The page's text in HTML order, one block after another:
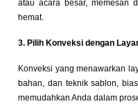
atau acara besar, memesan
hemat.
3. Pilih Konveksi dengan
Konveksi yang menawarkan
bahan, dan teknik sablon,
memudahkan Anda dalam